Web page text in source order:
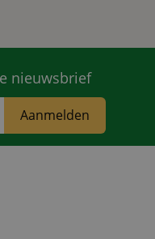
nieuwsbrief
Aanmelden